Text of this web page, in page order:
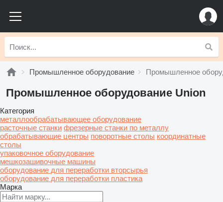
Промышленное оборудование Промышленное
Промышленное оборудование Union
Категория
металлообрабатывающее оборудование
расточные станки фрезерные станки по металлу
обрабатывающие центры поворотные столы координатные
столы
упаковочное оборудование
мешкозашивочные машины
оборудование для переработки вторсырья
оборудование для переработки пластика
Марка